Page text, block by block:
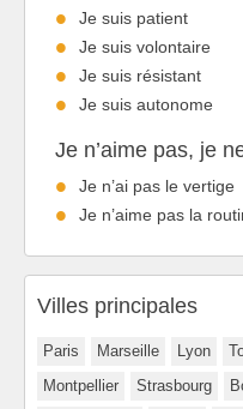
Je suis patient
Je suis volontaire
Je suis résistant
Je suis autonome
Je n’aime pas, je
Je n’ai pas le vertige
Je n’aime pas la
Villes principales
Paris Marseille Lyon
Montpellier
Strasbourg